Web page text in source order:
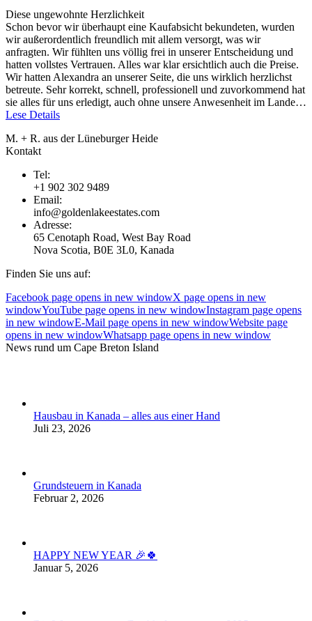
Diese ungewohnte Herzlichkeit
Schon bevor wir überhaupt eine Kaufabsicht bekundeten, wurden
wir außerordentlich freundlich mit allem versorgt, was wir
anfragten. Wir fühlten uns völlig frei in unserer Entscheidung und
hatten vollstes Vertrauen. Alles war klar ersichtlich auch die Preise.
Wir hatten Alexandra an unserer Seite, die uns wirklich herzlichst
betreute. Sehr korrekt, schnell, professionell und zuvorkommend hat
sie alles für uns erledigt, auch ohne unsere Anwesenheit im Lande…
Lese Details
M. + R. aus der Lüneburger Heide
Kontakt
Tel:
+1 902 302 9489
Email:
info@goldenlakeestates.com
Adresse:
65 Cenotaph Road, West Bay Road
Nova Scotia, B0E 3L0, Kanada
Finden Sie uns auf:
Facebook page opens in new windowX page opens in new
windowYouTube page opens in new windowInstagram page opens
in new windowE-Mail page opens in new windowWebsite page
opens in new windowWhatsapp page opens in new window
News rund um Cape Breton Island
Hausbau in Kanada – alles aus einer Hand
Juli 23, 2026
Grundsteuern in Kanada
Februar 2, 2026
HAPPY NEW YEAR 🎉🍀
Januar 5, 2026